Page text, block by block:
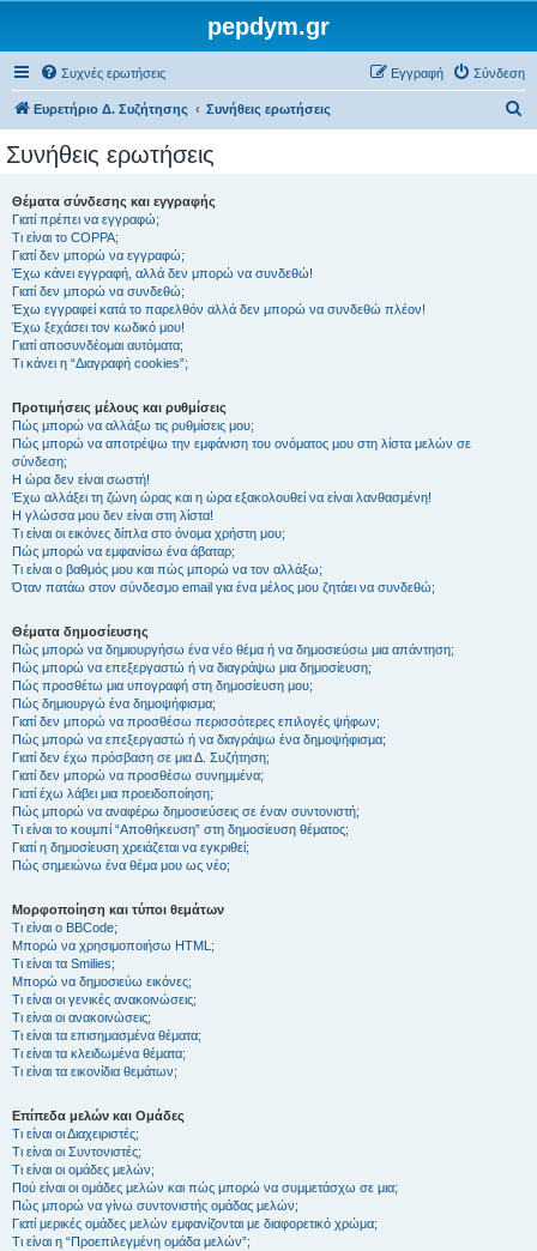
pepdym.gr
Συχνές ερωτήσεις Σύνδεση
Εγγραφή
Ευρετήριο Δ. Συζήτησης Συνήθεις ερωτήσεις
Συνήθεις ερωτήσεις
Θέματα σύνδεσης και εγγραφής
Γιατί πρέπει να εγγραφώ;
Τι είναι το COPPA;
Γιατί δεν μπορώ να εγγραφώ;
Έχω κάνει εγγραφή, αλλά δεν μπορώ να συνδεθώ!
Γιατί δεν μπορώ να συνδεθώ;
Έχω εγγραφεί κατά το παρελθόν αλλά δεν μπορώ να συνδεθώ πλέον!
Έχω ξεχάσει τον κωδικό μου!
Γιατί αποσυνδέομαι αυτόματα;
Τι κάνει η “Διαγραφή cookies”;
Προτιμήσεις μέλους και ρυθμίσεις
Πώς μπορώ να αλλάξω τις ρυθμίσεις μου;
Πώς μπορώ να αποτρέψω την εμφάνιση του ονόματος μου στη λίστα μελών σε
σύνδεση;
Η ώρα δεν είναι σωστή!
Έχω αλλάξει τη ζώνη ώρας και η ώρα εξακολουθεί να είναι λανθασμένη!
Η γλώσσα μου δεν είναι στη λίστα!
Τι είναι οι εικόνες δίπλα στο όνομα χρήστη μου;
Πώς μπορώ να εμφανίσω ένα άβαταρ;
Τι είναι ο βαθμός μου και πώς μπορώ να τον αλλάξω;
Όταν πατάω στον σύνδεσμο email για ένα μέλος μου ζητάει να συνδεθώ;
Θέματα δημοσίευσης
Πώς μπορώ να δημιουργήσω ένα νέο θέμα ή να δημοσιεύσω μια απάντηση;
Πώς μπορώ να επεξεργαστώ ή να διαγράψω μια δημοσίευση;
Πώς προσθέτω μια υπογραφή στη δημοσίευση μου;
Πώς δημιουργώ ένα δημοψήφισμα;
Γιατί δεν μπορώ να προσθέσω περισσότερες επιλογές ψήφων;
Πώς μπορώ να επεξεργαστώ ή να διαγράψω ένα δημοψήφισμα;
Γιατί δεν έχω πρόσβαση σε μια Δ. Συζήτηση;
Γιατί δεν μπορώ να προσθέσω συνημμένα;
Γιατί έχω λάβει μια προειδοποίηση;
Πώς μπορώ να αναφέρω δημοσιεύσεις σε έναν συντονιστή;
Τι είναι το κουμπί “Αποθήκευση” στη δημοσίευση θέματος;
Γιατί η δημοσίευση χρειάζεται να εγκριθεί;
Πώς σημειώνω ένα θέμα μου ως νέο;
Μορφοποίηση και τύποι θεμάτων
Τι είναι ο BBCode;
Μπορώ να χρησιμοποιήσω HTML;
Τι είναι τα Smilies;
Μπορώ να δημοσιεύω εικόνες;
Τι είναι οι γενικές ανακοινώσεις;
Τι είναι οι ανακοινώσεις;
Τι είναι τα επισημασμένα θέματα;
Τι είναι τα κλειδωμένα θέματα;
Τι είναι τα εικονίδια θεμάτων;
Επίπεδα μελών και Ομάδες
Τι είναι οι Διαχειριστές;
Τι είναι οι Συντονιστές;
Τι είναι οι ομάδες μελών;
Πού είναι οι ομάδες μελών και πώς μπορώ να συμμετάσχω σε μια;
Πώς μπορώ να γίνω συντονιστής ομάδας μελών;
Γιατί μερικές ομάδες μελών εμφανίζονται με διαφορετικό χρώμα;
Τι είναι η “Προεπιλεγμένη ομάδα μελών”;